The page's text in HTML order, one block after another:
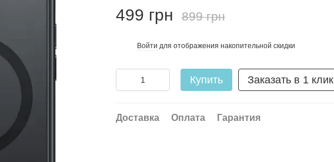
499 грн 899 грн
Войти для отображения накопительной скидки
Купить Заказать в 1 клик
Доставка Оплата Гарантия